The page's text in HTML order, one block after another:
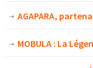
AGAPARA,
MOBULA : La